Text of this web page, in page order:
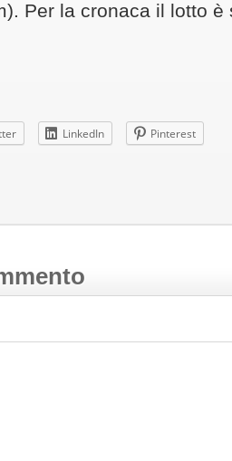
Per la cronaca il lotto è
LinkedIn Pinterest